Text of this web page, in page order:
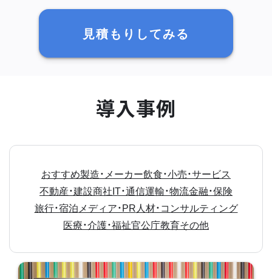
見積もりしてみる
導入事例
おすすめ製造・メーカー飲食・小売・サービス
不動産・建設商社IT・通信運輸・物流金融・保険
旅行・宿泊 メディア・PR人材・コンサルティング
医療・介護・福祉官公庁教育その他